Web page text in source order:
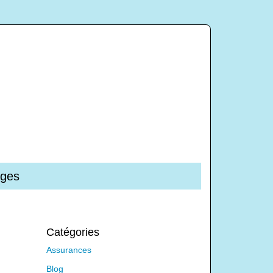
Catégories
Assurances
Blog